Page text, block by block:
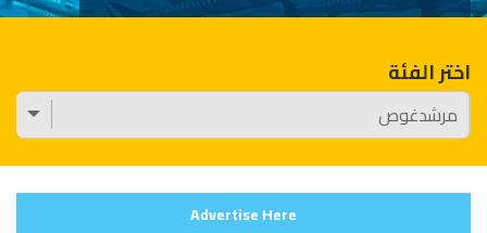
اختر الفئة
Advertise Here